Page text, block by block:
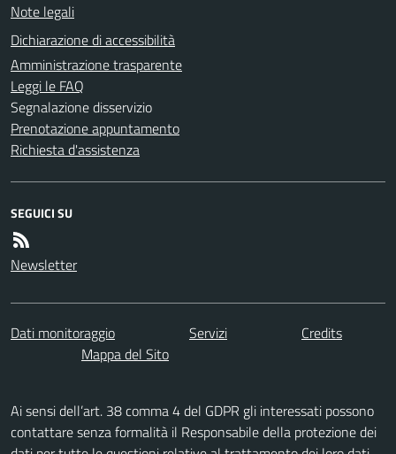
Note legali
Dichiarazione di accessibilità
Amministrazione trasparente
Leggi le FAQ
Segnalazione disservizio
Prenotazione appuntamento
Richiesta d'assistenza
SEGUICI SU
Newsletter
Dati monitoraggio Servizi
Credits
Mappa del Sito
Ai sensi dell’art. 38 comma 4 del GDPR gli interessati possono
contattare senza formalità il Responsabile della protezione dei